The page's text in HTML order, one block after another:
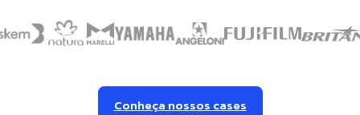
Conheça nossos cases